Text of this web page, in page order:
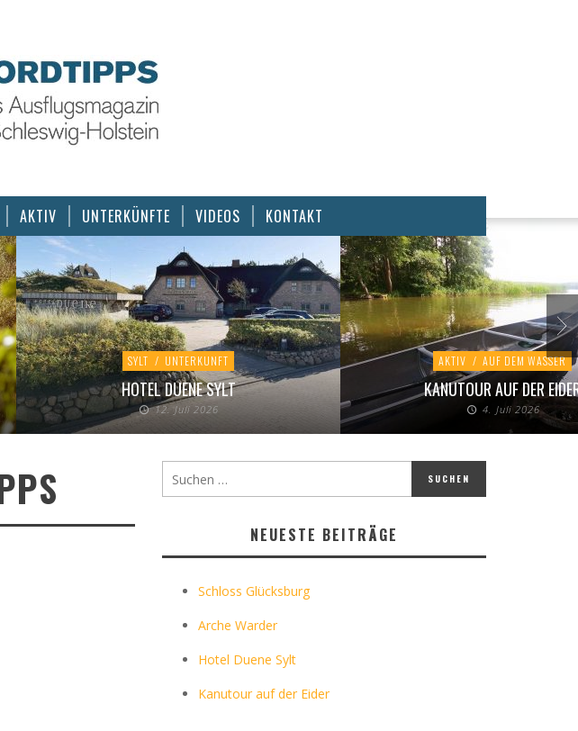
AKTIV UNTERKÜNFTE VIDEOS KONTAKT
SYLT / UNTERKUNFT
HOTEL DUENE SYLT
12. Juli 2026
AKTIV / AUF DEM WASSER
KANUTOUR AUF DER
4. Juli 2026
NEUESTE BEITRÄGE
Schloss Glücksburg
Arche Warder
Hotel Duene Sylt
Kanutour auf der Eider